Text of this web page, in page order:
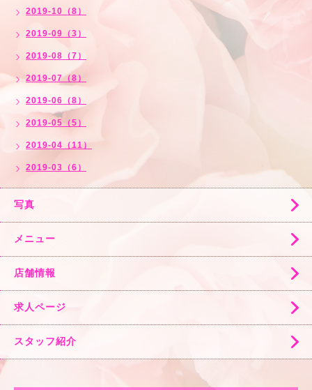
2019-10（8）
2019-09（3）
2019-08（7）
2019-07（8）
2019-06（8）
2019-05（5）
2019-04（11）
2019-03（6）
写真
メニュー
店舗情報
求人ページ
スタッフ紹介